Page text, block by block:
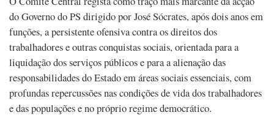
do Governo do PS dirigido por José Sócrates, após dois anos em
funções, a persistente ofensiva contra os direitos dos
trabalhadores e outras conquistas sociais, orientada para a
liquidação dos serviços públicos e para a alienação das
responsabilidades do Estado em áreas sociais essenciais, com
profundas repercussões nas condições de vida dos trabalhadores
e das populações e no próprio regime democrático.